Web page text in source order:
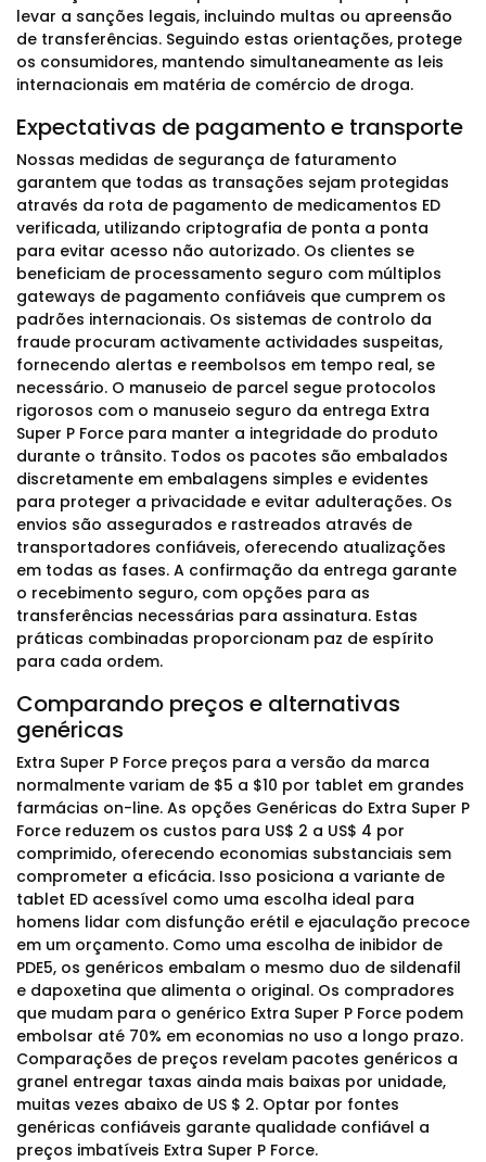
levar a sanções legais, incluindo multas ou apreensão
de transferências. Seguindo estas orientações, protege
os consumidores, mantendo simultaneamente as leis
internacionais em matéria de comércio de droga.
Expectativas de pagamento e transporte
Nossas medidas de segurança de faturamento
garantem que todas as transações sejam protegidas
através da rota de pagamento de medicamentos ED
verificada, utilizando criptografia de ponta a ponta
para evitar acesso não autorizado. Os clientes se
beneficiam de processamento seguro com múltiplos
gateways de pagamento confiáveis que cumprem os
padrões internacionais. Os sistemas de controlo da
fraude procuram activamente actividades suspeitas,
fornecendo alertas e reembolsos em tempo real, se
necessário. O manuseio de parcel segue protocolos
rigorosos com o manuseio seguro da entrega Extra
Super P Force para manter a integridade do produto
durante o trânsito. Todos os pacotes são embalados
discretamente em embalagens simples e evidentes
para proteger a privacidade e evitar adulterações. Os
envios são assegurados e rastreados através de
transportadores confiáveis, oferecendo atualizações
em todas as fases. A confirmação da entrega garante
o recebimento seguro, com opções para as
transferências necessárias para assinatura. Estas
práticas combinadas proporcionam paz de espírito
para cada ordem.
Comparando preços e alternativas
genéricas
Extra Super P Force preços para a versão da marca
normalmente variam de $5 a $10 por tablet em grandes
farmácias on-line. As opções Genéricas do Extra Super P
Force reduzem os custos para US$ 2 a US$ 4 por
comprimido, oferecendo economias substanciais sem
comprometer a eficácia. Isso posiciona a variante de
tablet ED acessível como uma escolha ideal para
homens lidar com disfunção erétil e ejaculação precoce
em um orçamento. Como uma escolha de inibidor de
PDE5, os genéricos embalam o mesmo duo de sildenafil
e dapoxetina que alimenta o original. Os compradores
que mudam para o genérico Extra Super P Force podem
embolsar até 70% em economias no uso a longo prazo.
Comparações de preços revelam pacotes genéricos a
granel entregar taxas ainda mais baixas por unidade,
muitas vezes abaixo de US $ 2. Optar por fontes
genéricas confiáveis garante qualidade confiável a
preços imbatíveis Extra Super P Force.